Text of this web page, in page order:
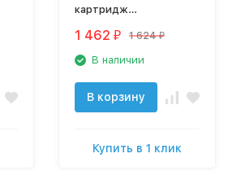
картридж
полиэстер)
1 462 ₽ 1 624 ₽
В наличии
В корзину
Купить в 1 клик